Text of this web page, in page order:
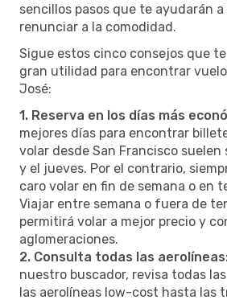
sencillos pasos que te ayudarán
renunciar a la comodidad.
Sigue estos cinco consejos que
gran utilidad para encontrar
José:
1. Reserva en los días más
mejores días para encontrar
volar desde San Francisco
y el jueves. Por el contrario,
caro volar en fin de semana o en
Viajar entre semana o fuera de
permitirá volar a mejor precio y
aglomeraciones.
2. Consulta todas las
nuestro buscador, revisa todas
las aerolíneas low-cost hasta las